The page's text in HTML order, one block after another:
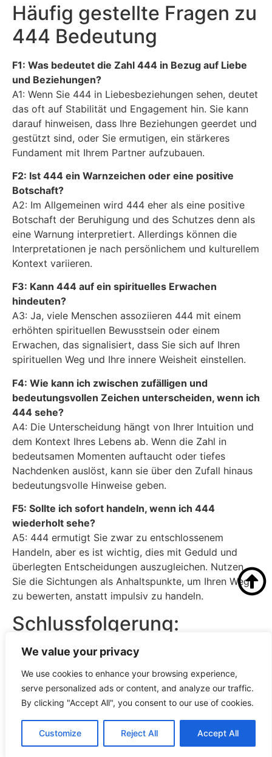
We value your privacy
We use cookies to enhance your browsing experience,
serve personalized ads or content, and analyze our traffic.
By clicking "Accept All", you consent to our use of cookies.
Customize Reject All Accept All
Häufig gestellte Fragen zu
444 Bedeutung
F1: Was bedeutet die Zahl 444 in Bezug auf Liebe
und Beziehungen?
A1: Wenn Sie 444 in Liebesbeziehungen sehen, deutet
das oft auf Stabilität und Engagement hin. Sie kann
darauf hinweisen, dass Ihre Beziehungen geerdet und
gestützt sind, oder Sie ermutigen, ein stärkeres
Fundament mit Ihrem Partner aufzubauen.
F2: Ist 444 ein Warnzeichen oder eine positive
Botschaft?
A2: Im Allgemeinen wird 444 eher als eine positive
Botschaft der Beruhigung und des Schutzes denn als
eine Warnung interpretiert. Allerdings können die
Interpretationen je nach persönlichem und kulturellem
Kontext variieren.
F3: Kann 444 auf ein spirituelles Erwachen
hindeuten?
A3: Ja, viele Menschen assoziieren 444 mit einem
erhöhten spirituellen Bewusstsein oder einem
Erwachen, das signalisiert, dass Sie sich auf Ihren
spirituellen Weg und Ihre innere Weisheit einstellen.
F4: Wie kann ich zwischen zufälligen und
bedeutungsvollen Zeichen unterscheiden, wenn ich
444 sehe?
A4: Die Unterscheidung hängt von Ihrer Intuition und
dem Kontext Ihres Lebens ab. Wenn die Zahl in
bedeutsamen Momenten auftaucht oder tiefes
Nachdenken auslöst, kann sie über den Zufall hinaus
bedeutungsvolle Hinweise geben.
F5: Sollte ich sofort handeln, wenn ich 444
wiederholt sehe?
A5: 444 ermutigt Sie zwar zu entschlossenem
Handeln, aber es ist wichtig, dies mit Geduld und
überlegten Entscheidungen auszugleichen. Nutzen
Sie die Sichtungen als Anhaltspunkte, um Ihren Weg
zu bewerten, anstatt impulsiv zu handeln.
Schlussfolgerung:
Nachdenken über die
Auswirkungen von 444
Sichtungen
Die wiederholte Begegnung mit der Zahl 444 kann
eine tiefgreifende Erfahrung sein, die Menschen dazu
einlädt, innezuhalten und über die Botschaften